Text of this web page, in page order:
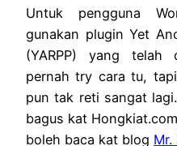
Untuk pengguna
gunakan plugin Yet
(YARPP) yang telah
pernah try cara tu,
pun tak reti sangat
bagus kat
boleh baca kat blog Mr.